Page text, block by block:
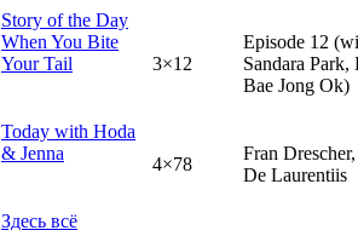
Story of the Day
When You Bite
Your Tail
3×12
Episode 12
Sandara Park,
Bae Jong Ok)
Today with Hoda
& Jenna
4×78
Fran
De Laurentiis
Здесь всё